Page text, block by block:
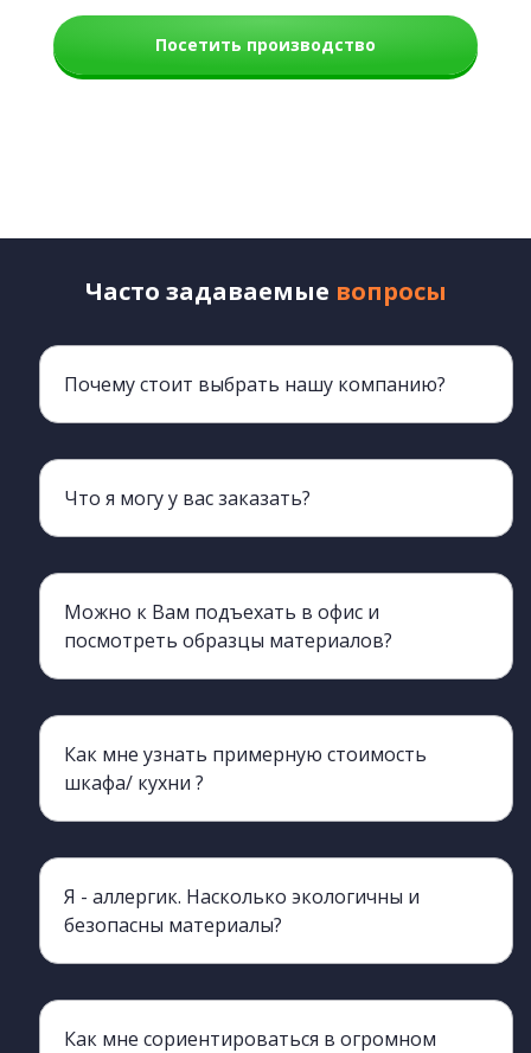
Посетить производство
Часто задаваемые вопросы
Почему стоит выбрать нашу компанию?
Что я могу у вас заказать?
Можно к Вам подъехать в офис и
посмотреть образцы материалов?
Как мне узнать примерную стоимость
шкафа/ кухни ?
Я - аллергик. Насколько экологичны и
безопасны материалы?
Как мне сориентироваться в огромном